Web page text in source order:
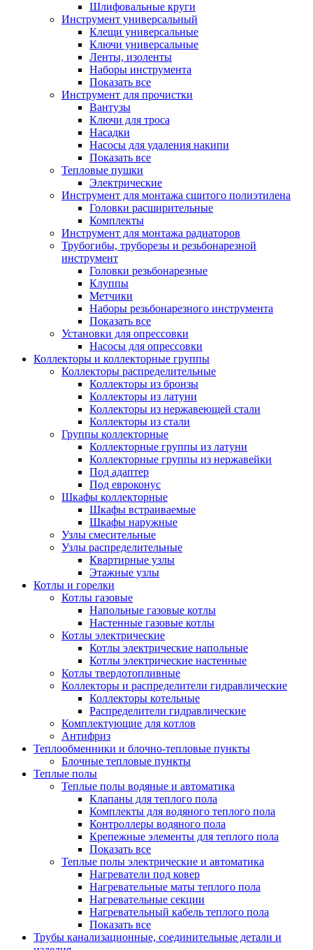
Шлифовальные круги
Инструмент универсальный
Клещи универсальные
Ключи универсальные
Ленты, изоленты
Наборы инструмента
Показать все
Инструмент для прочистки
Вантузы
Ключи для троса
Насадки
Насосы для удаления накипи
Показать все
Тепловые пушки
Электрические
Инструмент для монтажа сшитого полиэтилена
Головки расширительные
Комплекты
Инструмент для монтажа радиаторов
Трубогибы, труборезы и резьбонарезной
инструмент
Головки резьбонарезные
Клуппы
Метчики
Наборы резьбонарезного инструмента
Показать все
Установки для опрессовки
Насосы для опрессовки
Коллекторы и коллекторные группы
Коллекторы распределительные
Коллекторы из бронзы
Коллекторы из латуни
Коллекторы из нержавеющей стали
Коллекторы из стали
Группы коллекторные
Коллекторные группы из латуни
Коллекторные группы из нержавейки
Под адаптер
Под евроконус
Шкафы коллекторные
Шкафы встраиваемые
Шкафы наружные
Узлы смесительные
Узлы распределительные
Квартирные узлы
Этажные узлы
Котлы и горелки
Котлы газовые
Напольные газовые котлы
Настенные газовые котлы
Котлы электрические
Котлы электрические напольные
Котлы электрические настенные
Котлы твердотопливные
Коллекторы и распределители гидравлические
Коллекторы котельные
Распределители гидравлические
Комплектующие для котлов
Антифриз
Теплообменники и блочно-тепловые пункты
Блочные тепловые пункты
Теплые полы
Теплые полы водяные и автоматика
Клапаны для теплого пола
Комплекты для водяного теплого пола
Контроллеры водяного пола
Крепежные элементы для теплого пола
Показать все
Теплые полы электрические и автоматика
Нагреватели под ковер
Нагревательные маты теплого пола
Нагревательные секции
Нагревательный кабель теплого пола
Показать все
Трубы канализационные, соединительные детали и